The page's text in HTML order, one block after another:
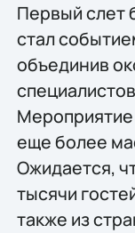
Первый слет
стал
объединив
Мероприятие
еще более
Ожидается,
тысячи
также из